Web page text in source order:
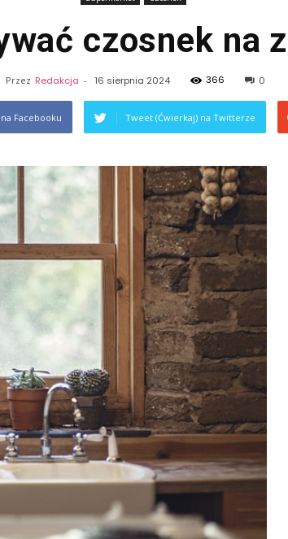
czosnek na
Przez Redakcja - 16 sierpnia 2024 366 0
Facebooku Tweet (Ćwierkaj) na Twitterze